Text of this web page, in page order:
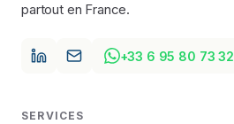
partout en France.
+33 6 95 80 73 32
SERVICES